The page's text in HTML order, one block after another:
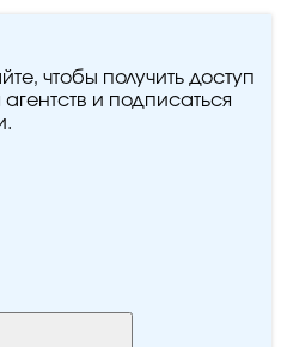
чтобы получить доступ
и подписаться